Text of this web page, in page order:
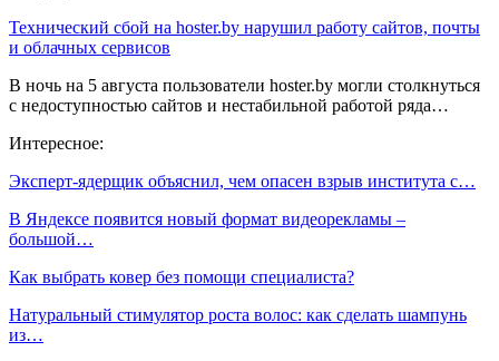
Технический сбой на hoster.by нарушил работу сайтов, почты
и облачных сервисов
В ночь на 5 августа пользователи hoster.by могли столкнуться
с недоступностью сайтов и нестабильной работой ряда…
Интересное:
Эксперт-ядерщик объяснил, чем опасен взрыв института с…
В Яндексе появится новый формат видеорекламы –
большой…
Как выбрать ковер без помощи специалиста?
Натуральный стимулятор роста волос: как сделать шампунь
из…